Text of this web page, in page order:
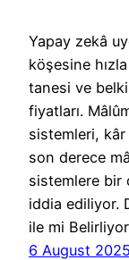
Yapay zekâ
köşesine
tanesi ve
fiyatları.
sistemleri, kâr
son derece
sistemlere bir
iddia ediliyor.
ile mi
6 August 2025